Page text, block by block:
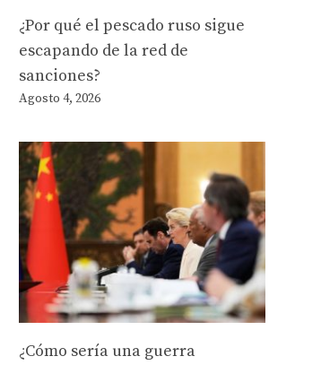
¿Por qué el pescado ruso sigue
escapando de la red de
sanciones?
Agosto 4, 2026
¿Cómo sería una guerra